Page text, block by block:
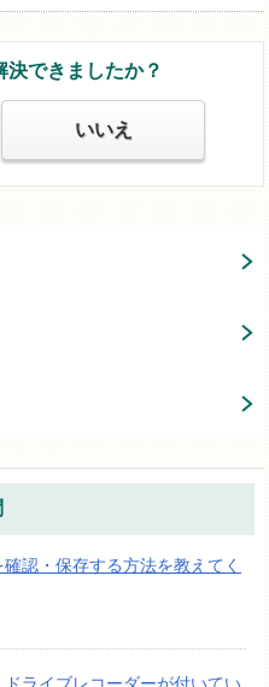
できましたか？
いいえ
認・保存する方法を教えてく